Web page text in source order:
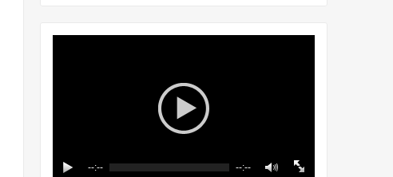
--:-- --:--